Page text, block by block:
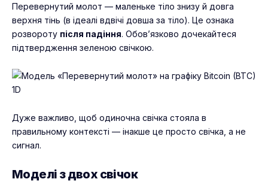
Перевернутий молот — маленьке тіло знизу й довга
верхня тінь (в ідеалі вдвічі довша за тіло). Це ознака
розвороту після падіння. Обов’язково дочекайтеся
підтвердження зеленою свічкою.
Дуже важливо, щоб одиночна свічка стояла в
правильному контексті — інакше це просто свічка, а не
сигнал.
Моделі з двох свічок